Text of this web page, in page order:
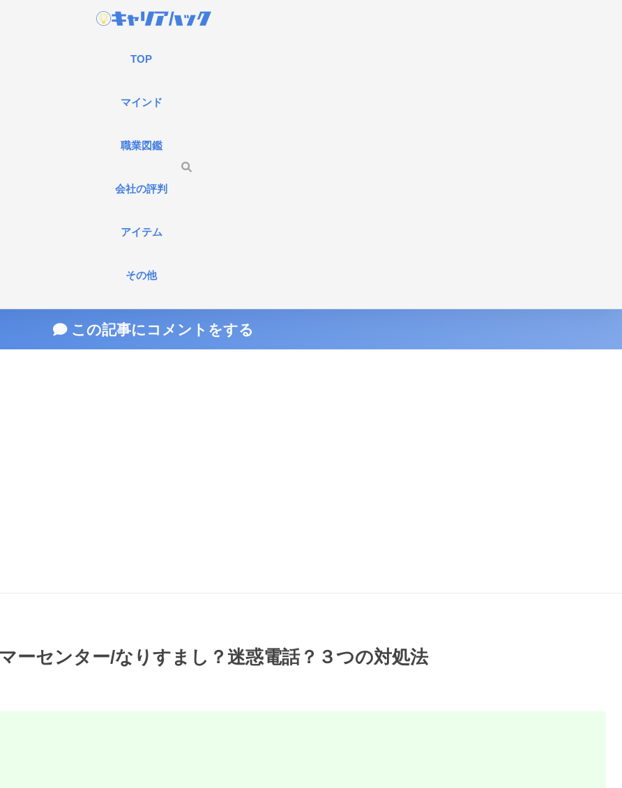
TOP
マインド
職業図鑑
会社の評判
アイテム
その他
この記事にコメントをする
ーセンター/なりすまし？迷惑電話？３つの対処法